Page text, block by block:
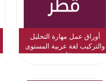
أوراق عمل مهارة التحليل
والتركيب لغة عربية المستوى